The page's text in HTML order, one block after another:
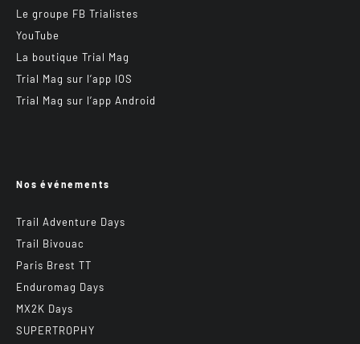
Le groupe FB Trialistes
YouTube
La boutique Trial Mag
Trial Mag sur l’app IOS
Trial Mag sur l’app Android
Nos événements
Trail Adventure Days
Trail Bivouac
Paris Brest TT
Enduromag Days
MX2K Days
SUPERTROPHY